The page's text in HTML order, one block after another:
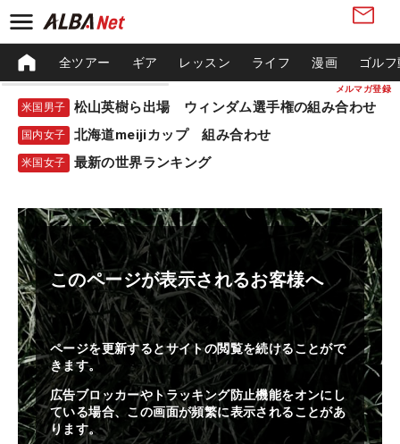
メルマガ登録
全ツアー ギア レッスン ライフ 漫画 ゴル
米国男子 松山英樹ら出場 ウィンダム選手権の組み合わせ
国内女子 北海道meijiカップ 組み合わせ
米国女子 最新の世界ランキング
このページが表示されるお客様へ
ページを更新するとサイトの閲覧を続けることがで
きます。
広告ブロッカーやトラッキング防止機能をオンにし
ている場合、この画面が頻繁に表示されることがあ
ります。